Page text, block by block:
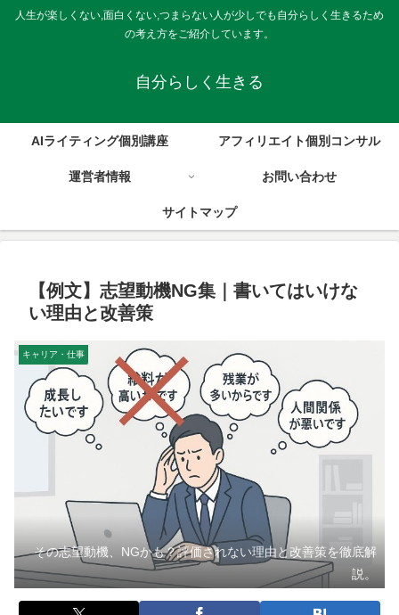
人生が楽しくない,面白くない,つまらない人が少しでも自分らしく生きるため
の考え方をご紹介しています。
自分らしく生きる
AIライティング個別講座 アフィリエイト個別コンサル
運営者情報 お問い合わせ
サイトマップ
【例文】志望動機NG集｜書いてはいけな
い理由と改善策
キャリア・仕事
その志望動機、NGかも？評価されない理由と改善策を徹底解
説。